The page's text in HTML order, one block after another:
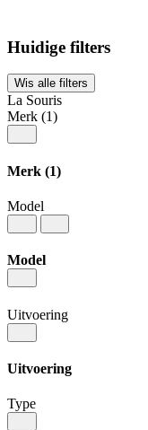
Huidige filters
Wis alle filters
La Souris
Merk (1)
Merk (1)
Model
Model
Uitvoering
Uitvoering
Type